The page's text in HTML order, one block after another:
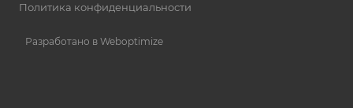
Политика конфиденциальности
Разработано в Weboptimize